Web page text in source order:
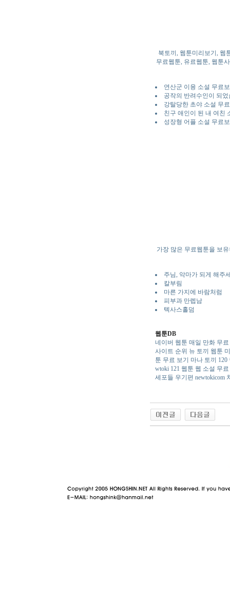
북토끼, 웹툰미리보기, 웹
무료웹툰, 유료웹툰, 웹툰
연산군 이융 소설 무료
공작의 반려수인이 되
강탈당한 초야 소설 무
친구 애인이 된 내 여친
성장형 어플 소설 무료
가장 많은 무료웹툰을 보
주님, 악마가 되게 해주
칼부림
마른 가지에 바람처럼
피부과 만렙남
텍사스홀덤
웹툰DB
네이버 웹툰 매일 만화 무
사이트 순위 뉴 토끼 웹툰
툰 무료 보기 마나 토끼 120
wtoki 121 웹툰 웹 소설 무
세포들 우기편 newtokicom